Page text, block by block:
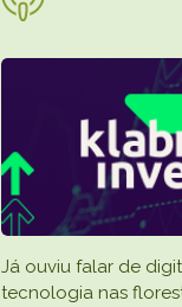
Já ouviu falar de
tecnologia nas